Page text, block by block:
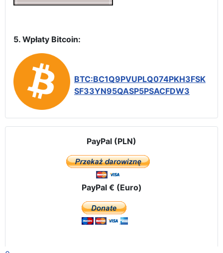
5. Wpłaty Bitcoin:
BTC:BC1Q9PVUPLQ074PKH3FSK
SF33YN95QASP5PSACFDW3
PayPal (PLN)
PayPal € (Euro)